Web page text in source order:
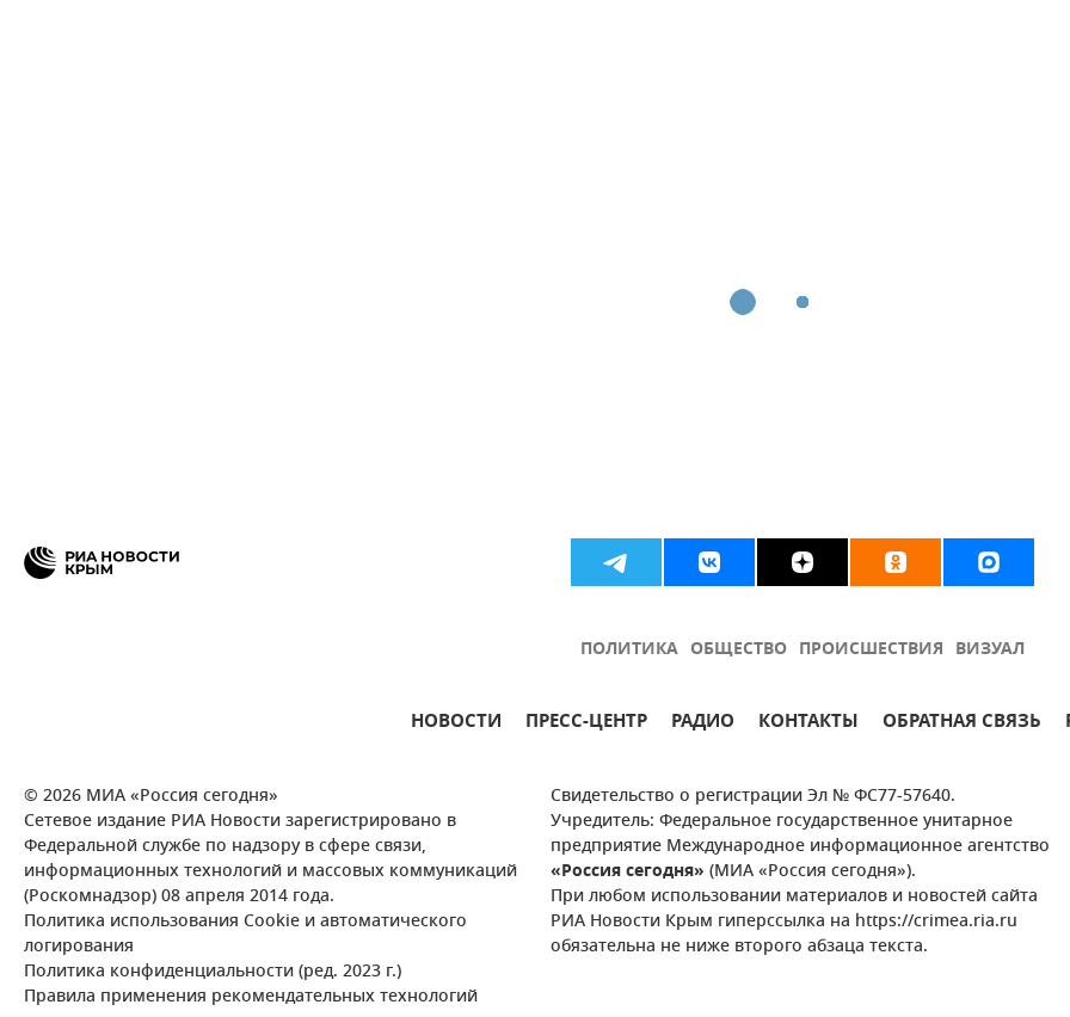
ПОЛИТИКА ОБЩЕСТВО ПРОИСШЕСТВИЯ ВИЗУАЛ
НОВОСТИ ПРЕСС-ЦЕНТР РАДИО КОНТАКТЫ ОБРАТНАЯ СВЯЗЬ
© 2026 МИА «Россия сегодня»
Сетевое издание РИА Новости зарегистрировано в
Федеральной службе по надзору в сфере связи,
информационных технологий и массовых коммуникаций
(Роскомнадзор) 08 апреля 2014 года.
Политика использования Cookie и автоматического
логирования
Политика конфиденциальности (ред. 2023 г.)
Правила применения рекомендательных технологий
Свидетельство о регистрации Эл № ФС77-57640.
Учредитель: Федеральное государственное унитарное
предприятие Международное информационное агентство
«Россия сегодня» (МИА «Россия сегодня»).
При любом использовании материалов и новостей сайта
РИА Новости Крым гиперссылка на https://crimea.ria.ru
обязательна не ниже второго абзаца текста.